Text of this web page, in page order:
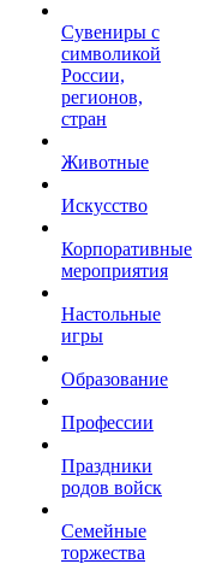
Сувениры с
символикой
России,
регионов,
стран
Животные
Искусство
Корпоративные
мероприятия
Настольные
игры
Образование
Профессии
Праздники
родов войск
Семейные
торжества